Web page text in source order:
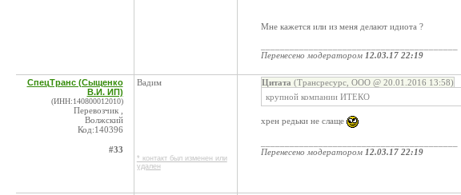
Мне кажется или из меня делают идиота ?
Перенесено модератором 12.03.17 22:19
СпецТранс (Сыщенко
В.И. ИП)
(ИНН:140800012010)
Перевозчик ,
Волжский
Код:140396
#33
Вадим
* контакт был изменен или
удален
Цитата (Трансресурс, ООО @ 20.01.2016 13:58)
крупной компании ИТЕКО
хрен редьки не слаще
Перенесено модератором 12.03.17 22:19